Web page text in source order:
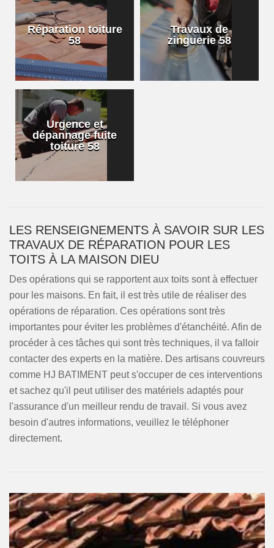
Réparation toiture
58
Travaux de
zinguerie 58
Urgence et
dépannage fuite
toiture 58
LES RENSEIGNEMENTS À SAVOIR SUR LES
TRAVAUX DE RÉPARATION POUR LES
TOITS À LA MAISON DIEU
Des opérations qui se rapportent aux toits sont à effectuer
pour les maisons. En fait, il est très utile de réaliser des
opérations de réparation. Ces opérations sont très
importantes pour éviter les problèmes d'étanchéité. Afin de
procéder à ces tâches qui sont très techniques, il va falloir
contacter des experts en la matière. Des artisans couvreurs
comme HJ BATIMENT peut s'occuper de ces interventions
et sachez qu'il peut utiliser des matériels adaptés pour
l'assurance d'un meilleur rendu de travail. Si vous avez
besoin d'autres informations, veuillez le téléphoner
directement.